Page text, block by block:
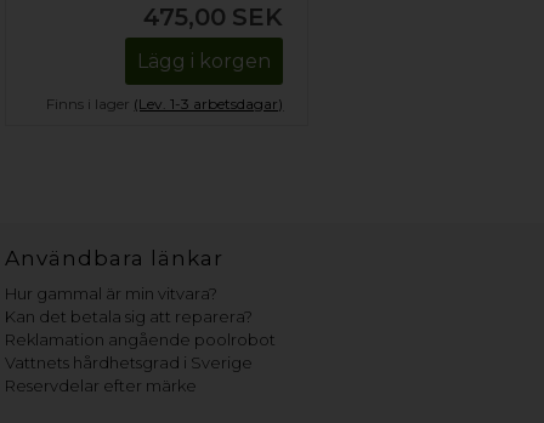
475,00 SEK
Lägg i korgen
Finns i lager (Lev. 1-3 arbetsdagar)
Användbara länkar
Hur gammal är min vitvara?
Kan det betala sig att reparera?
Reklamation angående poolrobot
Vattnets hårdhetsgrad i Sverige
Reservdelar efter märke